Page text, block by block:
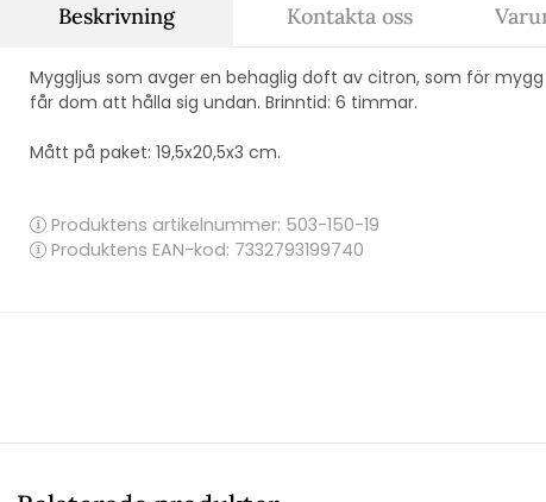
Beskrivning
Myggljus som avger en behaglig doft av citron, som för
får dom att hålla sig undan. Brinntid: 6 timmar.
Mått på paket: 19,5x20,5x3 cm.
Produktens artikelnummer: 503-150-19
Produktens EAN-kod: 7332793199740
Kontakta oss